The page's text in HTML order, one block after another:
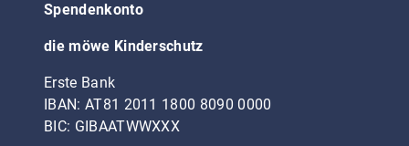
Spendenkonto
die möwe Kinderschutz
Erste Bank
IBAN: AT81 2011 1800 8090 0000
BIC: GIBAATWWXXX